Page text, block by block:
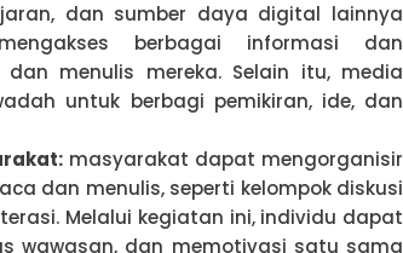
dan sumber daya digital lainnya
berbagai informasi dan
menulis mereka. Selain itu, media
untuk berbagi pemikiran, ide, dan
masyarakat dapat mengorganisir
dan menulis, seperti kelompok diskusi
Melalui kegiatan ini, individu dapat
wawasan, dan memotivasi satu sama